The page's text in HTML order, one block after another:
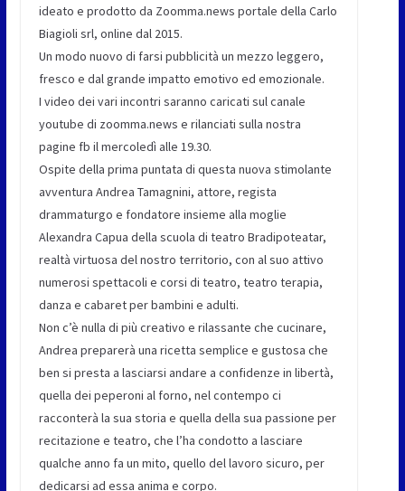
ideato e prodotto da Zoomma.news portale della Carlo
Biagioli srl, online dal 2015.
Un modo nuovo di farsi pubblicità un mezzo leggero,
fresco e dal grande impatto emotivo ed emozionale.
I video dei vari incontri saranno caricati sul canale
youtube di zoomma.news e rilanciati sulla nostra
pagine fb il mercoledì alle 19.30.
Ospite della prima puntata di questa nuova stimolante
avventura Andrea Tamagnini, attore, regista
drammaturgo e fondatore insieme alla moglie
Alexandra Capua della scuola di teatro Bradipoteatar,
realtà virtuosa del nostro territorio, con al suo attivo
numerosi spettacoli e corsi di teatro, teatro terapia,
danza e cabaret per bambini e adulti.
Non c’è nulla di più creativo e rilassante che cucinare,
Andrea preparerà una ricetta semplice e gustosa che
ben si presta a lasciarsi andare a confidenze in libertà,
quella dei peperoni al forno, nel contempo ci
racconterà la sua storia e quella della sua passione per
recitazione e teatro, che l’ha condotto a lasciare
qualche anno fa un mito, quello del lavoro sicuro, per
dedicarsi ad essa anima e corpo.